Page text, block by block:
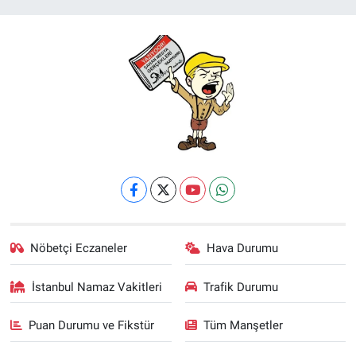
Nöbetçi Eczaneler Hava Durumu
İstanbul Namaz Vakitleri Trafik Durumu
Puan Durumu ve Fikstür Tüm Manşetler